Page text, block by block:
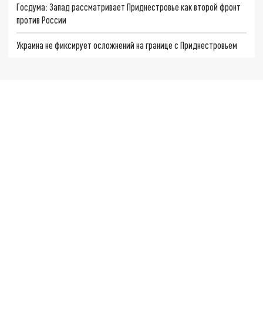
Госдума: Запад рассматривает Приднестровье как второй фронт
против России
Украина не фиксирует осложнений на границе с Приднестровьем